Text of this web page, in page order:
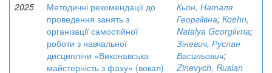
2025
Методичні рекомендації до
проведення занять з
організації самостійної
роботи з навчальної
дисципліни «Виконавська
майстерність з фаху» (вокал)
Кьон, Наталя
Георгіївна; Koehn,
Natalya Georgiivna;
Зіневич, Руслан
Васильович;
Zinevych, Ruslan